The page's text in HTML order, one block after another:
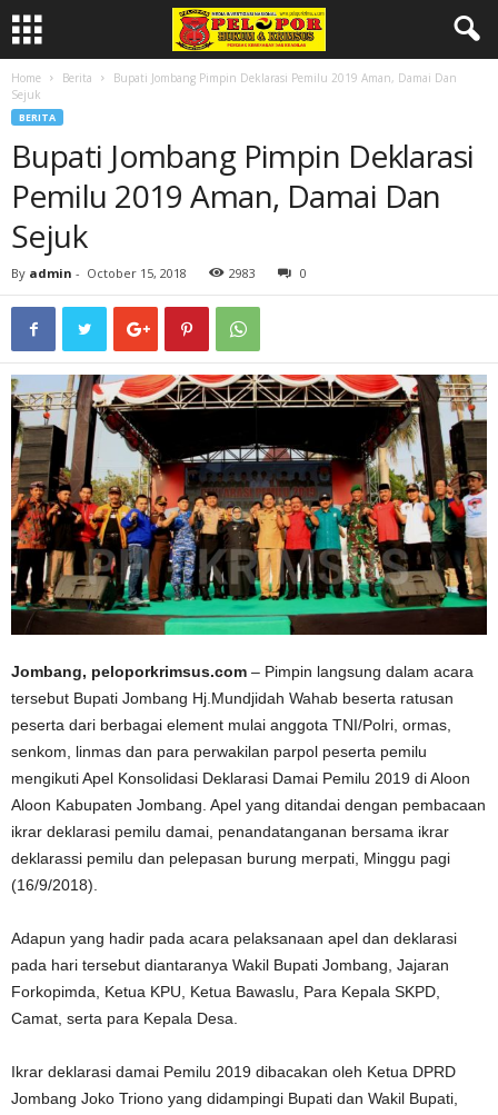
Home Berita
Bupati Jombang Pimpin Deklarasi Pemilu 2019 Aman, Damai Dan
Sejuk
BERITA
Bupati Jombang Pimpin Deklarasi
Pemilu 2019 Aman, Damai Dan
Sejuk
By admin - October 15, 2018 2983 0
Jombang, peloporkrimsus.com – Pimpin langsung dalam acara
tersebut Bupati Jombang Hj.Mundjidah Wahab beserta ratusan
peserta dari berbagai element mulai anggota TNI/Polri, ormas,
senkom, linmas dan para perwakilan parpol peserta pemilu
mengikuti Apel Konsolidasi Deklarasi Damai Pemilu 2019 di Aloon
Aloon Kabupaten Jombang. Apel yang ditandai dengan pembacaan
ikrar deklarasi pemilu damai, penandatanganan bersama ikrar
deklarassi pemilu dan pelepasan burung merpati, Minggu pagi
(16/9/2018).
Adapun yang hadir pada acara pelaksanaan apel dan deklarasi
pada hari tersebut diantaranya Wakil Bupati Jombang, Jajaran
Forkopimda, Ketua KPU, Ketua Bawaslu, Para Kepala SKPD,
Camat, serta para Kepala Desa.
Ikrar deklarasi damai Pemilu 2019 dibacakan oleh Ketua DPRD
Jombang Joko Triono yang didampingi Bupati dan Wakil Bupati,